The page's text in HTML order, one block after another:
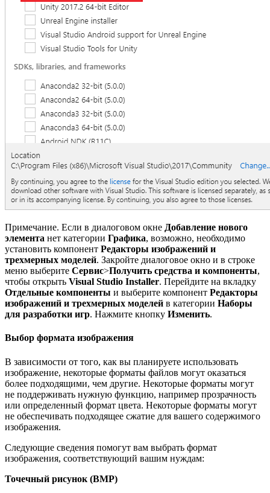
Примечание. Если в диалоговом окне Добавление нового
элемента нет категории Графика, возможно, необходимо
установить компонент Редакторы изображений и
трехмерных моделей. Закройте диалоговое окно и в строке
меню выберите Сервис>Получить средства и компоненты,
чтобы открыть Visual Studio Installer. Перейдите на вкладку
Отдельные компоненты и выберите компонент Редакторы
изображений и трехмерных моделей в категории Наборы
для разработки игр. Нажмите кнопку Изменить.
Выбор формата изображения
В зависимости от того, как вы планируете использовать
изображение, некоторые форматы файлов могут оказаться
более подходящими, чем другие. Некоторые форматы могут
не поддерживать нужную функцию, например прозрачность
или определенный формат цвета. Некоторые форматы могут
не обеспечивать подходящее сжатие для вашего содержимого
изображения.
Следующие сведения помогут вам выбрать формат
изображения, соответствующий вашим нуждам:
Точечный рисунок (BMP)